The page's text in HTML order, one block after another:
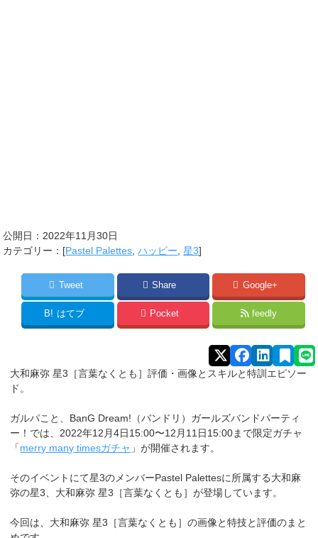
公開日： 2022年11月30日
カテゴリー：[Pastel Palettes ,ハッピー ,星3]
Tweet Share Google+
B! はてブ Pocket feedly
大和麻弥 星3［言葉なくとも］評価・画像とスキルと特訓エピソー
ド。
ガルパこと、BanG Dream!（バンドリ）ガールズバンドパーティ
ー！では、2022年12月4日15:00〜12月11日15:00まで限定ガチャ
「merry many timesガチャ 」が開催されます。
そのイベントにて星3のメンバーPastel Palettesに所属する大和麻
弥の星3、大和麻弥 星3［言葉なくとも］が登場しています。
今回は、大和麻弥 星3［言葉なくとも］の画像と特技と評価のまと